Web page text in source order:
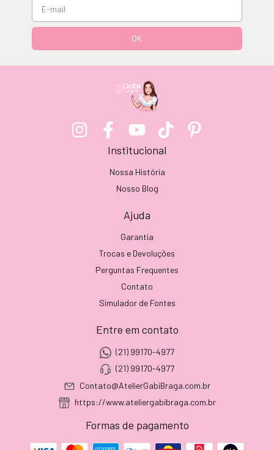
Institucional
Nossa História
Nosso Blog
Ajuda
Garantia
Trocas e Devoluções
Perguntas Frequentes
Contato
Simulador de Fontes
Entre em contato
(21) 99170-4977
(21) 99170-4977
Contato@AtelierGabiBraga.com.br
https://www.ateliergabibraga.com.br
Formas de pagamento